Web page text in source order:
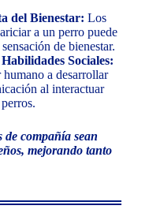
del Bienestar: Los
a un perro puede
de bienestar.
Sociales:
a desarrollar
al interactuar
de compañía sean
mejorando tanto